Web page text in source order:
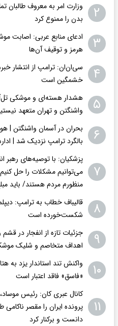
۲
وزارت امر به معروف طالبان
بدن را ممنوع کرد
۳
ادعای منابع عربی: اصابت
هرمز و توقیف آن‌ها
۴
سی‌ان‌ان: ترامپ از انتشار
خشمگین است
۵
هشدار هسته‌ای و موشکی
واشنگتن و تهران متعهد
۶
بحران در آسمان واشنگتن |
بالگرد ترامپ نزدیک شد |
۷
پزشکیان: با توصیه‌های رهبر
می‌توانیم مشکلات را حل
منظورم مردم هستند/ باید
۸
قالیباف خطاب به ترامپ:
شکست‌خورده است
۹
جزئیات تازه از انفجار در
اهداف متخاصم و شلیک
۱۰
واکنش تند استاندار یزد به
«فاسق» فاقد اعتبار است
۱۱
کانال عبری کان: رئیس
پرونده ایران را مقصر
دانست و برکنار کرد